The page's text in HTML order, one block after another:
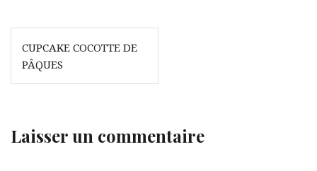
Navigation
de
l’article
CUPCAKE COCOTTE DE
PÂQUES
Laisser un commentaire